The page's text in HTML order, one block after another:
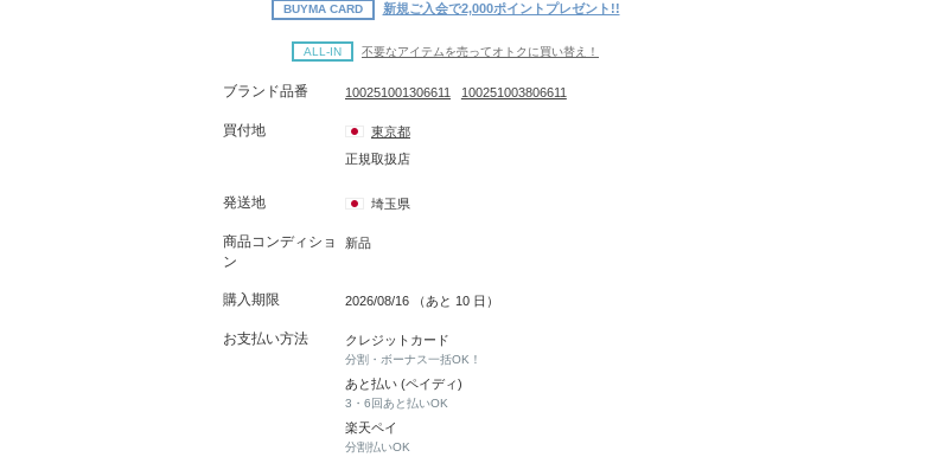
BUYMA CARD 新規ご入会で2,000ポイントプレゼント!!
ALL-IN 不要なアイテムを売ってオトクに買い替え！
ブランド品番 100251001306611 100251003806611
買付地
東京都
正規取扱店
発送地 埼玉県
商品コンディショ
ン
新品
購入期限 2026/08/16 （あと 10 日）
お支払い方法 クレジットカード
分割・ボーナス一括OK！
あと払い (ペイディ)
3・6回あと払いOK
楽天ペイ
分割払いOK